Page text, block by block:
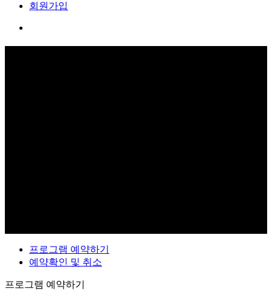
회원가입
프로그램 예약하기
예약확인 및 취소
프로그램 예약하기